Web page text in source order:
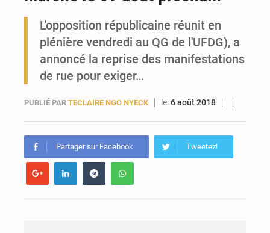
Guinée : l’Assemblée nationale valide d’importants financements pour les mines, l’énergie et les infrastructures
L'opposition républicaine réunit en
plénière vendredi au QG de l'UFDG), a
annoncé la reprise des manifestations
de rue pour exiger…
PUBLIÉ PAR TECLAIRE NGO NYECK le:6 août 2018
Partager sur Facebook Tweetez!